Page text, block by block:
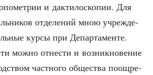
и дак­ти­ло­ско­пии. Для
отде­ле­ний мною учре­жде­
кур­сы при Депар­та­мен­те.
мож­но отне­сти и воз­ник­но­ве­ние
част­но­го обще­ства поощ­ре­